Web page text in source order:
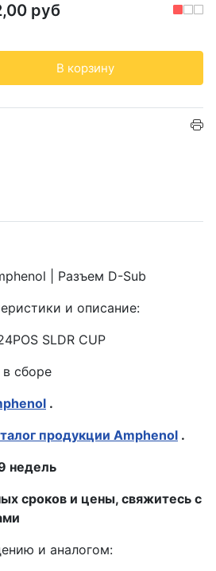
руб
В корзину
| Разъем D-Sub
и описание:
SLDR CUP
сборе
.
продукции Amphenol .
недель
сроков и цены, свяжитесь с
и аналогом: